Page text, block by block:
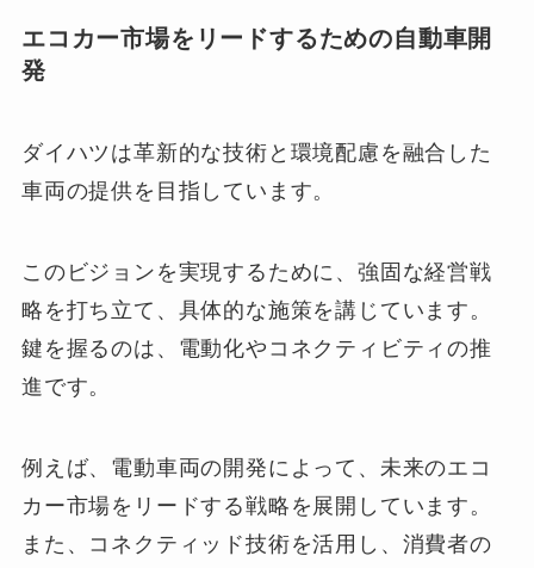
エコカー市場をリードするための自動車開
発
ダイハツは革新的な技術と環境配慮を融合した
車両の提供を目指しています。
このビジョンを実現するために、強固な経営戦
略を打ち立て、具体的な施策を講じています。
鍵を握るのは、電動化やコネクティビティの推
進です。
例えば、電動車両の開発によって、未来のエコ
カー市場をリードする戦略を展開しています。
また、コネクティッド技術を活用し、消費者の